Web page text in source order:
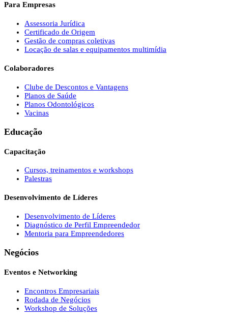
Para Empresas
Assessoria Jurídica
Certificado de Origem
Gestão de compras coletivas
Locação de salas e equipamentos multimídia
Colaboradores
Clube de Descontos e Vantagens
Planos de Saúde
Planos Odontológicos
Vacinas
Educação
Capacitação
Cursos, treinamentos e workshops
Palestras
Desenvolvimento de Líderes
Desenvolvimento de Líderes
Diagnóstico de Perfil Empreendedor
Mentoria para Empreendedores
Negócios
Eventos e Networking
Encontros Empresariais
Rodada de Negócios
Workshop de Soluções